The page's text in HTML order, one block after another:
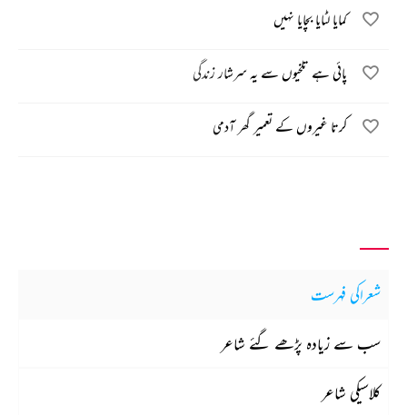
کمایا لٹایا بچایا نہیں
پائی ہے تلخیوں سے یہ سرشار زندگی
کرتا غیروں کے تعمیر گھر آدمی
شعراکی فہرست
سب سے زیادہ پڑھے گئے شاعر
کلاسیکی شاعر